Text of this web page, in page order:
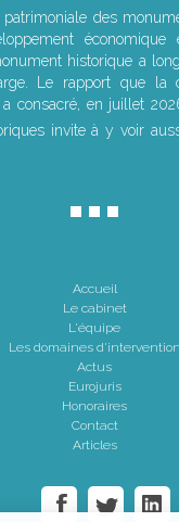
patrimoniale des
historique a
Le rapport que la
consacré, en juillet
invite à y voir
Accueil
Le cabinet
L'équipe
Les domaines d'intervention
Actus
Eurojuris
Honoraires
Contact
Articles